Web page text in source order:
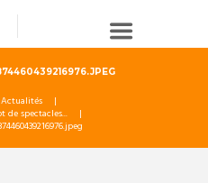
Actualités
de spectacles...